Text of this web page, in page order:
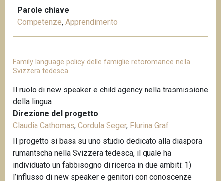
Parole chiave
Competenze, Apprendimento
Family language policy delle famiglie retoromance nella
Svizzera tedesca
Il ruolo di new speaker e child agency nella trasmissione
della lingua
Direzione del progetto
Claudia Cathomas, Cordula Seger, Flurina Graf
Il progetto si basa su uno studio dedicato alla diaspora
rumantscha nella Svizzera tedesca, il quale ha
individuato un fabbisogno di ricerca in due ambiti: 1)
l’influsso di new speaker e genitori con conoscenze